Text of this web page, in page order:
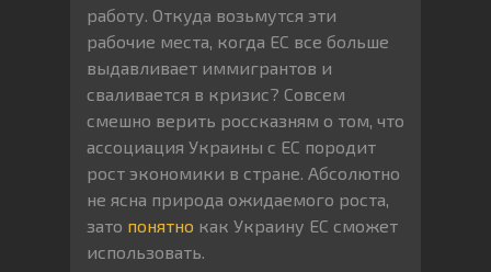
работу. Откуда возьмутся эти
рабочие места, когда ЕС все больше
выдавливает иммигрантов и
сваливается в кризис? Совсем
смешно верить россказням о том, что
ассоциация Украины с ЕС породит
рост экономики в стране. Абсолютно
не ясна природа ожидаемого роста,
зато понятно как Украину ЕС сможет
использовать.